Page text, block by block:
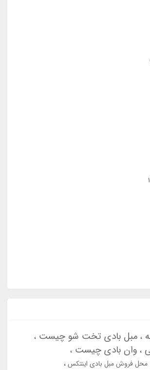
مبل بادی تخت شو چیست
وان بادی چیست
محل فروش مبل بادی اینتکس